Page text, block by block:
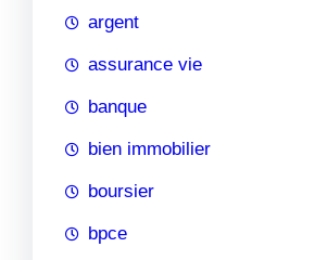
argent
assurance vie
banque
bien immobilier
boursier
bpce